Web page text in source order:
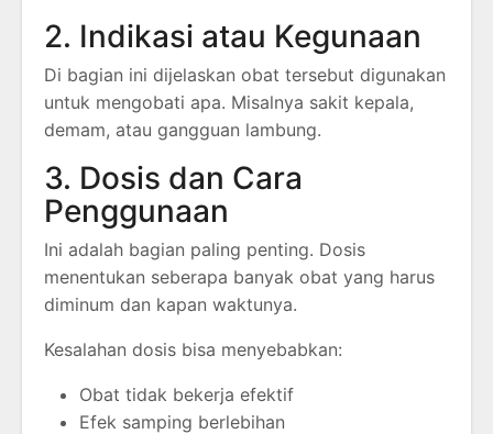
2. Indikasi atau Kegunaan
Di bagian ini dijelaskan obat tersebut digunakan
untuk mengobati apa. Misalnya sakit kepala,
demam, atau gangguan lambung.
3. Dosis dan Cara
Penggunaan
Ini adalah bagian paling penting. Dosis
menentukan seberapa banyak obat yang harus
diminum dan kapan waktunya.
Kesalahan dosis bisa menyebabkan:
Obat tidak bekerja efektif
Efek samping berlebihan